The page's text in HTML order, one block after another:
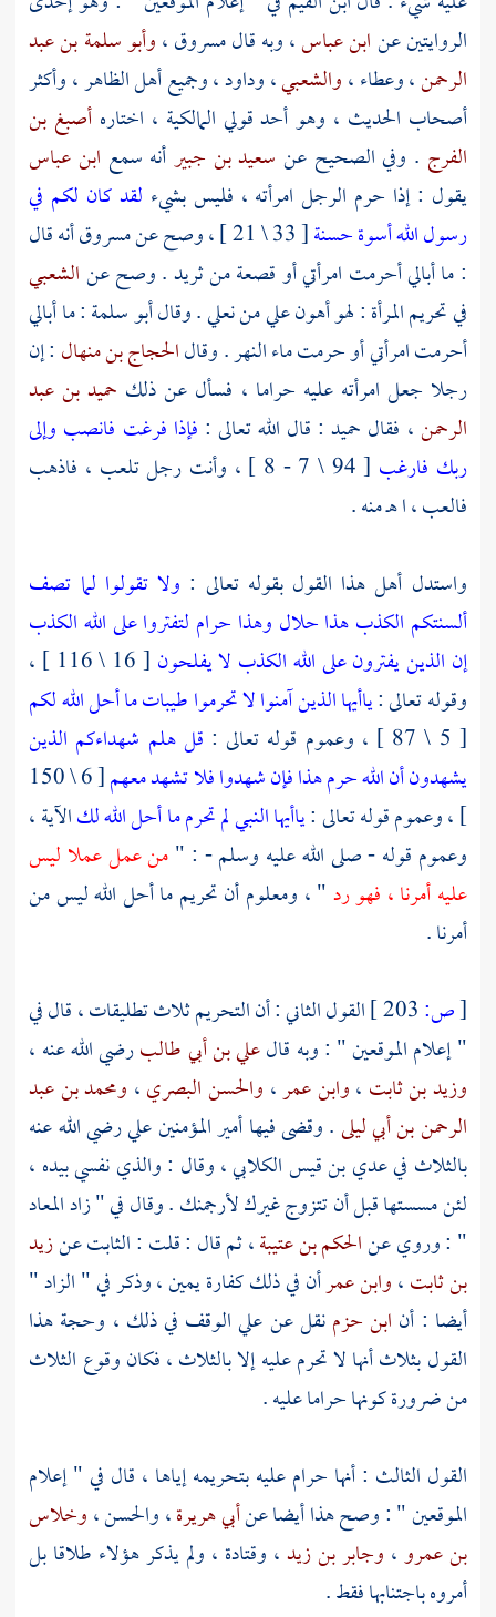
الروايتين عنابن عباس، وبه قالمسروق،وأبو سلمة بن عبد
الرحمن،وعطاء،والشعبي،وداود، وجميعأهل الظاهر، وأكثر
أصحاب الحديث ، وهو أحد قولي المالكية ، اختاره أصبغ بن
الفرج . وفي الصحيح عن سعيد بن جبيرأنه سمع ابن عباس
يقول : إذا حرم الرجل امرأته ، فليس بشيء لقد كان لكم في
رسول الله أسوة حسنة[ 33 \ 21 ] ، وصح عن مسروقأنه قال
: ما أبالي أحرمت امرأتي أو قصعة من ثريد . وصح عنالشعبي
في تحريم المرأة : لهو أهون علي من نعلي . وقالأبو سلمة: ما أبالي
أحرمت امرأتي أو حرمت ماء النهر . وقالالحجاج بن منهال : إن
رجلا جعل امرأته عليه حراما ، فسأل عن ذلك حميد بن عبد
الرحمن، فقال حميد : قال الله تعالى : فإذا فرغت فانصب وإلى
ربك فارغب
[ 94 \ 7 - 8 ] ، وأنت رجل تلعب ، فاذهب
فالعب ، ا هـ منه .
واستدل أهل هذا القول بقوله تعالى : ولا تقولوا لما تصف
ألسنتكم الكذب هذا حلال وهذا حرام لتفتروا على الله الكذب
إن الذين يفترون على الله الكذب لا يفلحون
[ 16 \ 116 ] ،
وقوله تعالى :ياأيها الذين آمنوا لا تحرموا طيبات ما أحل الله لكم
[ 5 \ 87 ] ، وعموم قوله تعالى :
قل هلم شهداءكم الذين
يشهدون أن الله حرم هذا فإن شهدوا فلا تشهد معهم
[ 6 \ 150
] ، وعموم قوله تعالى :ياأيها النبي لم تحرم ما أحل الله لكالآية ،
وعموم قوله - صلى الله عليه وسلم - : "من عمل عملا ليس
عليه أمرنا ، فهو رد" ، ومعلوم أن تحريم ما أحل الله ليس من
أمرنا .
[ص:
القول الثاني : أن التحريم ثلاث تطليقات ، قال في
" إعلام الموقعين " : وبه قالعلي بن أبي طالبرضي الله عنه ،
وزيد بن ثابت ،وابن عمر، والحسن البصري، ومحمد بن عبد
الرحمن بن أبي ليلى. وقضى فيها أمير المؤمنينعليرضي الله عنه
بالثلاث فيعدي بن قيس الكلابي، وقال : والذي نفسي بيده ،
لئن مسستها قبل أن تتزوج غيرك لأرجمنك . وقال في " زاد المعاد
" : وروي عنالحكم بن عتيبة، ثم قال : قلت : الثابت عنزيد
بن ثابت،وابن عمرأن في ذلك كفارة يمين ، وذكر في " الزاد "
أيضا : أن ابن حزمنقل عنعليالوقف في ذلك ، وحجة هذا
القول بثلاث أنها لا تحرم عليه إلا بالثلاث ، فكان وقوع الثلاث
من ضرورة كونها حراما عليه .
القول الثالث : أنها حرام عليه بتحريمه إياها ، قال في " إعلام
الموقعين " : وصح هذا أيضا عنأبي هريرة،والحسن،وخلاس
بن عمرو، وجابر بن زيد، وقتادة ، ولم يذكر هؤلاء طلاقا بل
أمروه باجتنابها فقط .